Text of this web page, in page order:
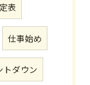
表
仕事始め
トダウン